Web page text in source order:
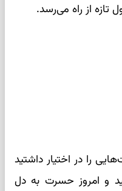
تازه از راه می‌رسد.
را در اختیار داشتید
و امروز حسرت به دل